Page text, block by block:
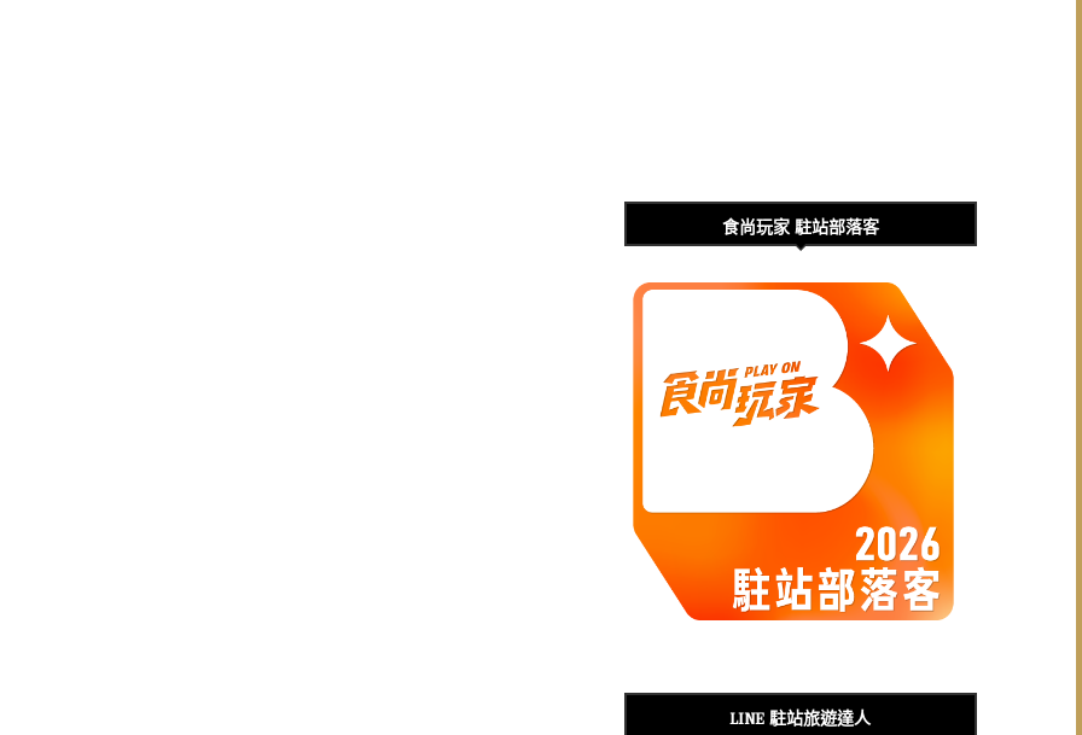
食尚玩家 駐站部落客
LINE 駐站旅遊達人